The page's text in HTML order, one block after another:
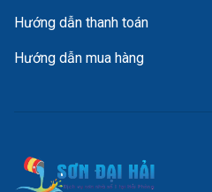
Hướng dẫn thanh toán
Hướng dẫn mua hàng